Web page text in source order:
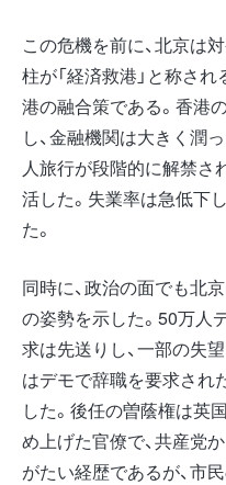
この危機を前に、北京は
柱が「経済救港」と称さ
港の融合策である。香港
し、金融機関は大きく潤
人旅行が段階的に解禁さ
活した。失業率は急低下
た。
同時に、政治の面でも北
の姿勢を示した。50万人
求は先送りし、一部の失
はデモで辞職を要求され
した。後任の曽蔭権は英
め上げた官僚で、共産党
がたい経歴であるが、市